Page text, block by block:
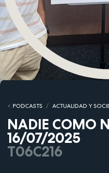
PODCASTS ACTUALIDAD Y
NADIE COMO
16/07/2025
T06C216